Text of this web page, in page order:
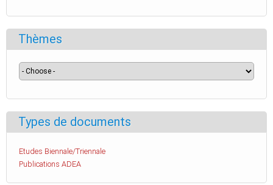
Thèmes
Types de documents
Etudes Biennale/Triennale
Publications ADEA